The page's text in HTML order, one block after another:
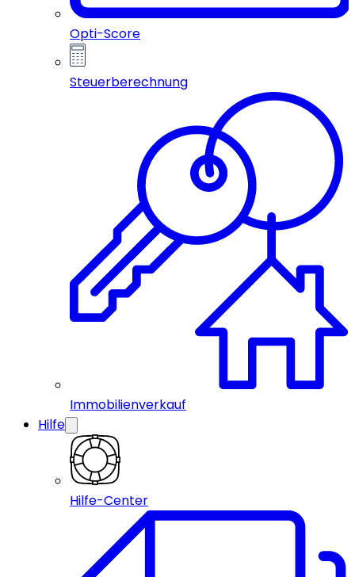
Opti-Score
Steuerberechnung
Immobilienverkauf
Hilfe
Hilfe-Center